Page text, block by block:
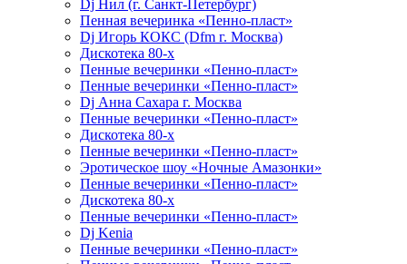
Dj Нил (г. Санкт-Петербург)
Пенная вечеринка «Пенно-пласт»
Dj Игорь КОКС (Dfm г. Москва)
Дискотека 80-х
Пенные вечеринки «Пенно-пласт»
Пенные вечеринки «Пенно-пласт»
Dj Анна Сахара г. Москва
Пенные вечеринки «Пенно-пласт»
Дискотека 80-х
Пенные вечеринки «Пенно-пласт»
Эротическое шоу «Ночные Амазонки»
Пенные вечеринки «Пенно-пласт»
Дискотека 80-х
Пенные вечеринки «Пенно-пласт»
Dj Kenia
Пенные вечеринки «Пенно-пласт»